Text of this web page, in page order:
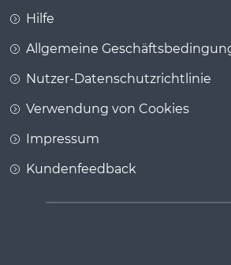
Hilfe
Allgemeine
Nutzer-Datenschutzrichtlinie
Verwendung von Cookies
Impressum
Kundenfeedback